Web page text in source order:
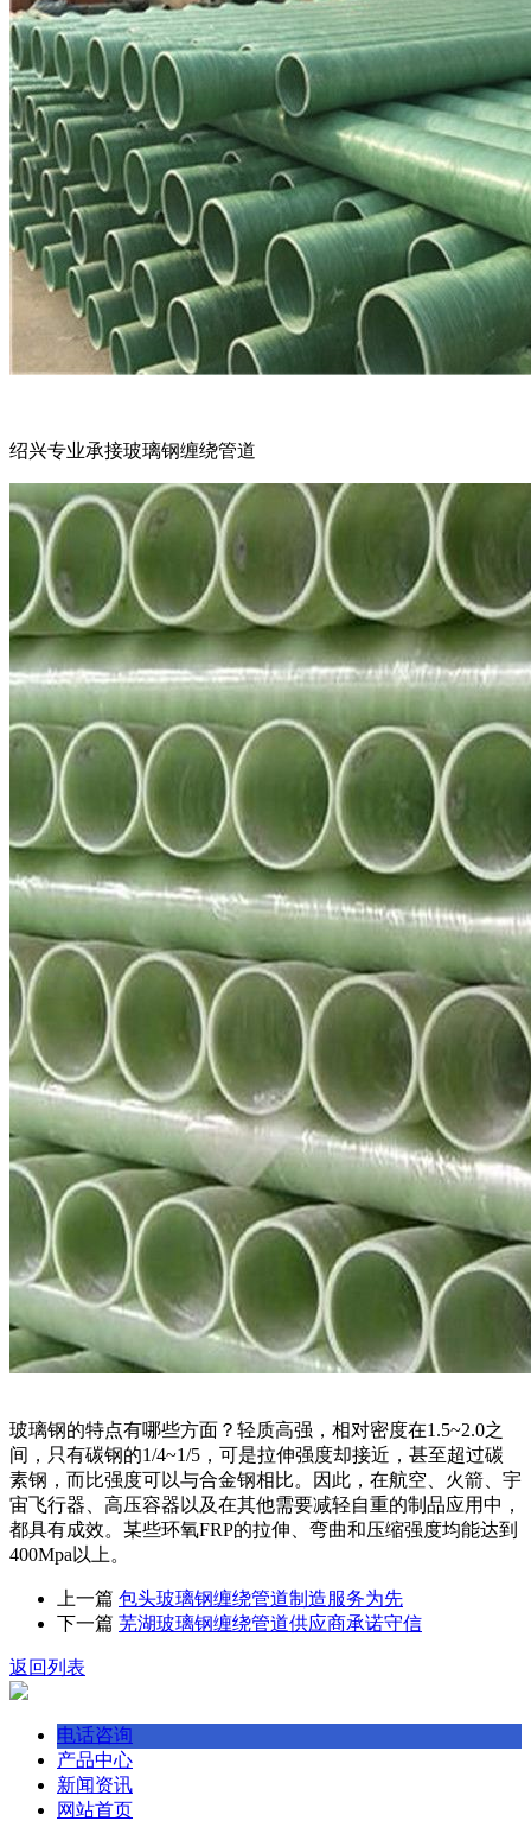
绍兴专业承接玻璃钢缠绕管道
玻璃钢的特点有哪些方面？轻质高强，相对密度在1.5~2.0之
间，只有碳钢的1/4~1/5，可是拉伸强度却接近，甚至超过碳
素钢，而比强度可以与合金钢相比。因此，在航空、火箭、宇
宙飞行器、高压容器以及在其他需要减轻自重的制品应用中，
都具有成效。某些环氧FRP的拉伸、弯曲和压缩强度均能达到
400Mpa以上。
上一篇 包头玻璃钢缠绕管道制造服务为先
下一篇 芜湖玻璃钢缠绕管道供应商承诺守信
返回列表
电话咨询
产品中心
新闻资讯
网站首页